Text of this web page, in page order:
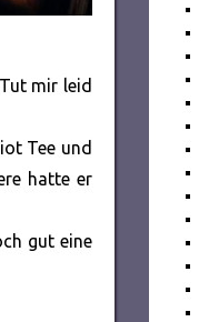
mir leid
Tee und
hatte er
gut eine